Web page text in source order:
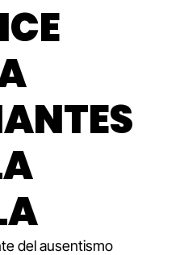
del ausentismo